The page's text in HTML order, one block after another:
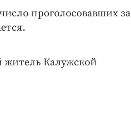
проголосовавших за
житель Калужской